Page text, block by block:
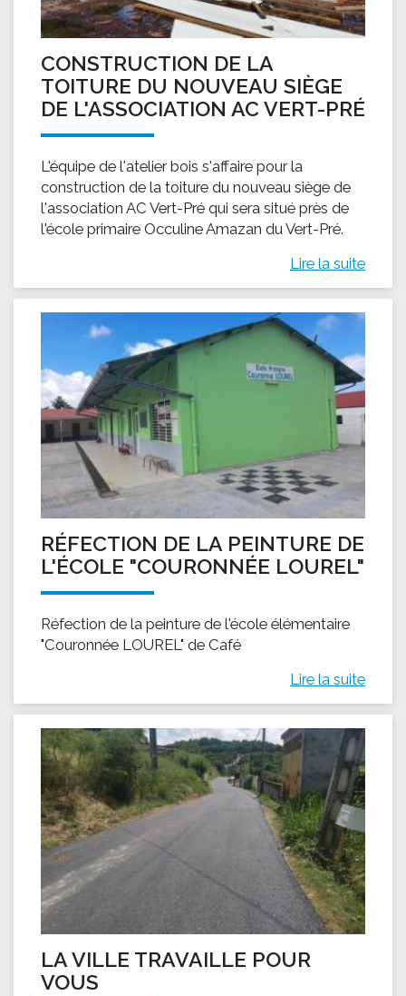
CONSTRUCTION DE LA
TOITURE DU NOUVEAU SIÈGE
DE L'ASSOCIATION AC VERT-PRÉ
L'équipe de l'atelier bois s'affaire pour la
construction de la toiture du nouveau siège de
l'association AC Vert-Pré qui sera situé près de
l'école primaire Occuline Amazan du Vert-Pré.
Lire la suite
RÉFECTION DE LA PEINTURE DE
L'ÉCOLE "COURONNÉE LOUREL"
Réfection de la peinture de l'école élémentaire
"Couronnée LOUREL" de Café
Lire la suite
LA VILLE TRAVAILLE POUR
VOUS